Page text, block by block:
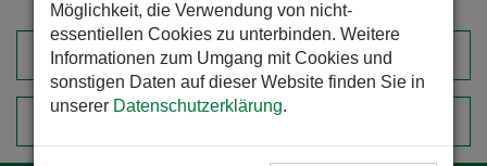
Möglichkeit, die Verwendung von nicht-
essentiellen Cookies zu unterbinden. Weitere
Informationen zum Umgang mit Cookies und
sonstigen Daten auf dieser Website finden Sie in
unserer Datenschutzerklärung.
EINKAUFSWAGEN